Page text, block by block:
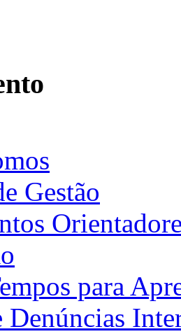
Gestão
para
Denúncias